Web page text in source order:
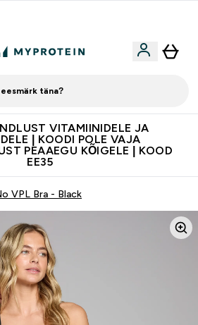
eesmärk täna?
VITAMIINIDELE JA
| KOODI POLE VAJA
PEAAEGU KÕIGELE | KOOD
EE35
VPL Bra - Black